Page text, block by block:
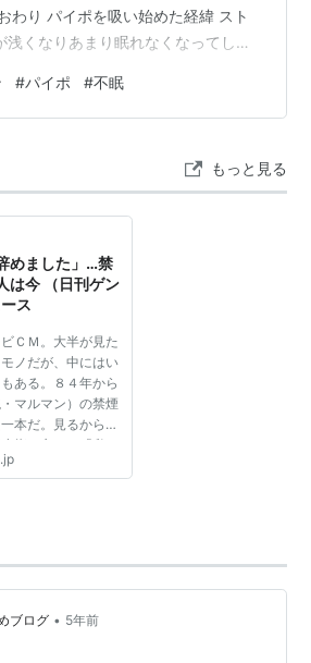
わり パイポを吸い始めた経緯 スト
浅くなりあまり眠れなくなってしま
しようとしてもあまり切り替えが
かなか眠れず。不眠症とまではいか
深呼吸をやらないと」と思っていた
忘れてしまうし、ちょっと億劫に感
#パイポ #不眠
もっと見る
めました」…禁
は今 （日刊ゲン
ス
ＣＭ。大半が見た
ノだが、中にはい
ある。８４年から
マルマン）の禁煙
本だ。見るからに
指を立て、「私は
」とやった。こ
ブログ • 5年前